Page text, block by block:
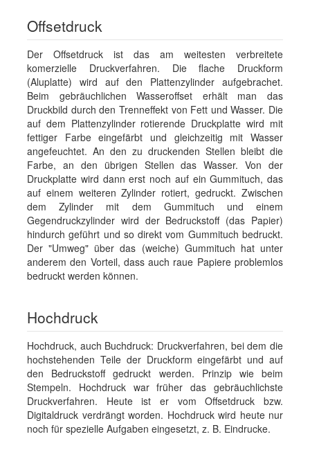
Offsetdruck
Der Offsetdruck ist das am weitesten verbreitete
komerzielle Druckverfahren. Die flache Druckform
(Aluplatte) wird auf den Plattenzylinder aufgebrachet.
Beim gebräuchlichen Wasseroffset erhält man das
Druckbild durch den Trenneffekt von Fett und Wasser. Die
auf dem Plattenzylinder rotierende Druckplatte wird mit
fettiger Farbe eingefärbt und gleichzeitig mit Wasser
angefeuchtet. An den zu druckenden Stellen bleibt die
Farbe, an den übrigen Stellen das Wasser. Von der
Druckplatte wird dann erst noch auf ein Gummituch, das
auf einem weiteren Zylinder rotiert, gedruckt. Zwischen
dem Zylinder mit dem Gummituch und einem
Gegendruckzylinder wird der Bedruckstoff (das Papier)
hindurch geführt und so direkt vom Gummituch bedruckt.
Der "Umweg" über das (weiche) Gummituch hat unter
anderem den Vorteil, dass auch raue Papiere problemlos
bedruckt werden können.
Hochdruck
Hochdruck, auch Buchdruck: Druckverfahren, bei dem die
hochstehenden Teile der Druckform eingefärbt und auf
den Bedruckstoff gedruckt werden. Prinzip wie beim
Stempeln. Hochdruck war früher das gebräuchlichste
Druckverfahren. Heute ist er vom Offsetdruck bzw.
Digitaldruck verdrängt worden. Hochdruck wird heute nur
noch für spezielle Aufgaben eingesetzt, z. B. Eindrucke.